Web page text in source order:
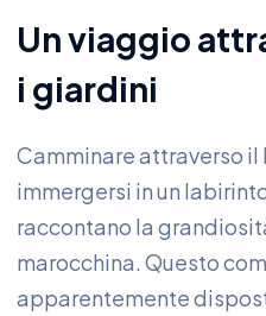
Un viaggio
i giardini
Camminare attraverso il
immergersi in un
raccontano la
marocchina. Questo
apparentemente